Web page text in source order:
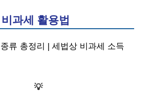
과세 활용법
류 총정리 | 세법상 비과세 소득
💡